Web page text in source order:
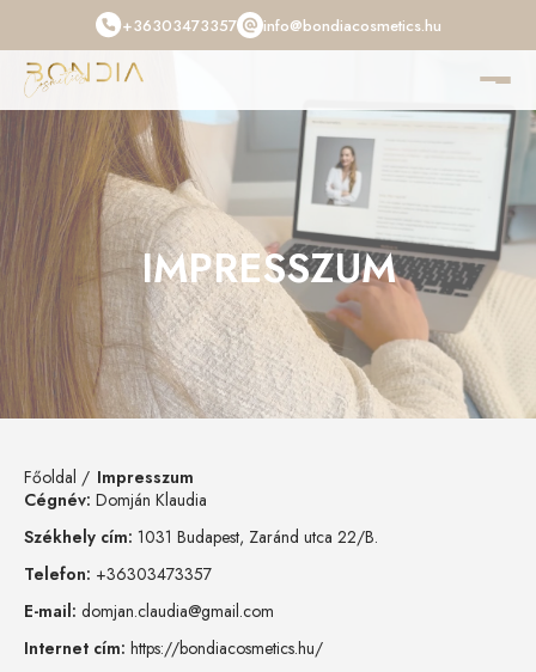
+36303473357 info@bondiacosmetics.hu
IMPRESSZUM
Főoldal
Impresszum
Cégnév: Domján Klaudia
Székhely cím: 1031 Budapest, Zaránd utca 22/B.
Telefon: +36303473357
E-mail: domjan.claudia@gmail.com
Internet cím: https://bondiacosmetics.hu/